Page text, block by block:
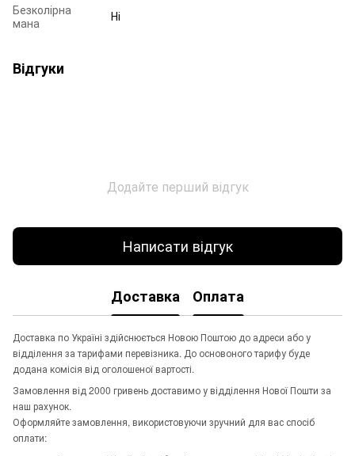
Безколірна
мана
Ні
Відгуки
Додайте перший відгук
Написати відгук
Доставка Оплата
Доставка по Україні здійснюється Новою Поштою до адреси або у
відділення за тарифами перевізника. До основоного тарифу буде
додана комісія від оголошеної вартості.
Замовлення від 2000 гривень доставимо у відділення Нової Пошти за
наш рахунок.
Оформляйте замовлення, використовуючи зручний для вас спосіб
оплати: